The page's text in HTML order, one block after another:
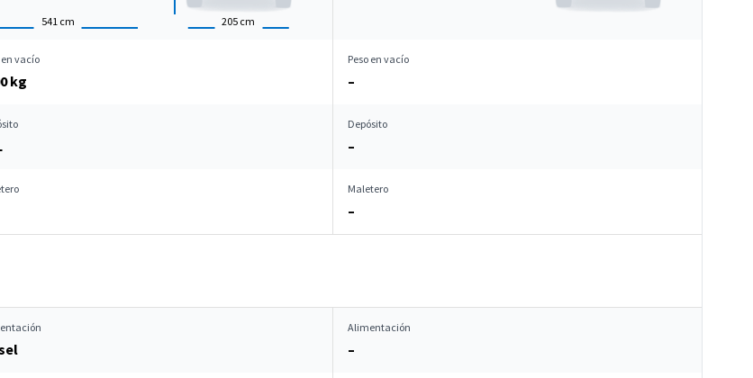
541 cm 205 cm
en vacío
kg
Peso en vacío
–
Depósito
–
Maletero
–
Alimentación
–